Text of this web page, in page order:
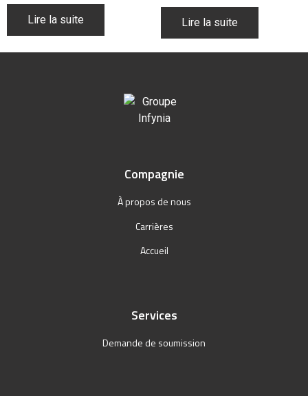
Lire la suite Lire la suite
Compagnie
À propos de nous
Carrières
Accueil
Services
Demande de soumission